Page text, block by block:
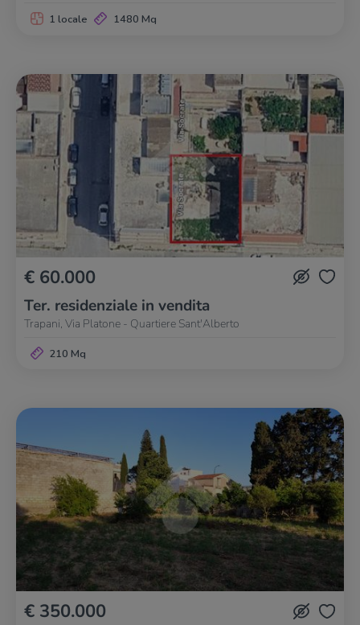
1 locale 1480 Mq
€ 60.000
Ter. residenziale in vendita
Trapani, Via Platone - Quartiere Sant'Alberto
210 Mq
€ 350.000